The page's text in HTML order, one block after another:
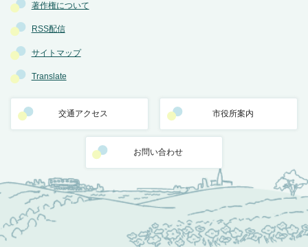
著作権について
RSS配信
サイトマップ
Translate
交通アクセス 市役所案内
お問い合わせ